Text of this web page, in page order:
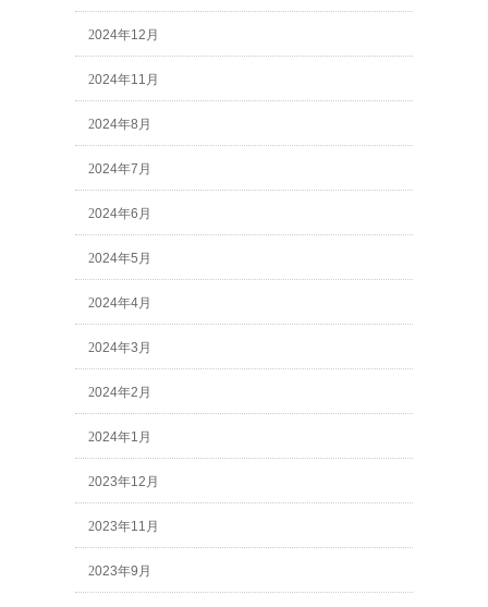
2024年12月
2024年11月
2024年8月
2024年7月
2024年6月
2024年5月
2024年4月
2024年3月
2024年2月
2024年1月
2023年12月
2023年11月
2023年9月